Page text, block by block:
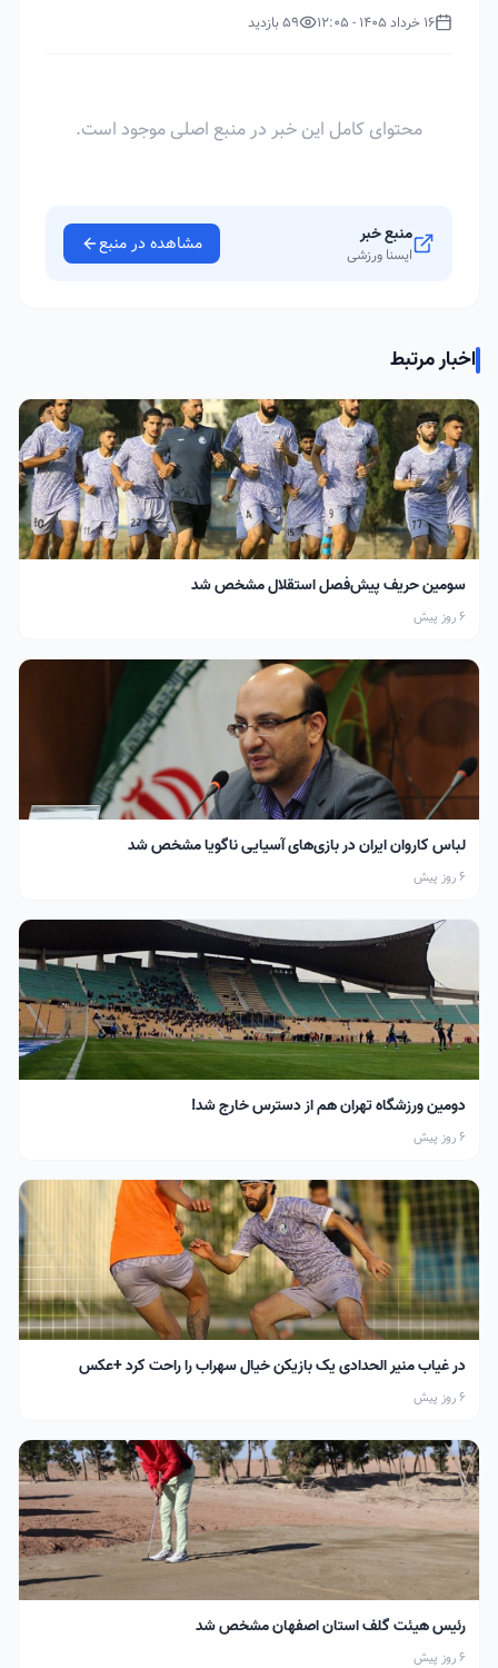
16 خرداد 1405 - 12:05 59 بازدید
محتوای کامل این خبر در منبع اصلی موجود است.
منبع خبر
ایسنا ورزشی مشاهده در منبع
اخبار مرتبط
سومین حریف پیش‌فصل استقلال مشخص شد
6 روز پیش
لباس کاروان ایران در بازی‌های آسیایی ناگویا مشخص شد
6 روز پیش
دومین ورزشگاه تهران هم از دسترس خارج شد!
6 روز پیش
در غیاب منیر الحدادی یک بازیکن خیال سهراب را راحت کرد +عکس
6 روز پیش
رئیس هیئت گلف استان اصفهان مشخص شد
6 روز پیش